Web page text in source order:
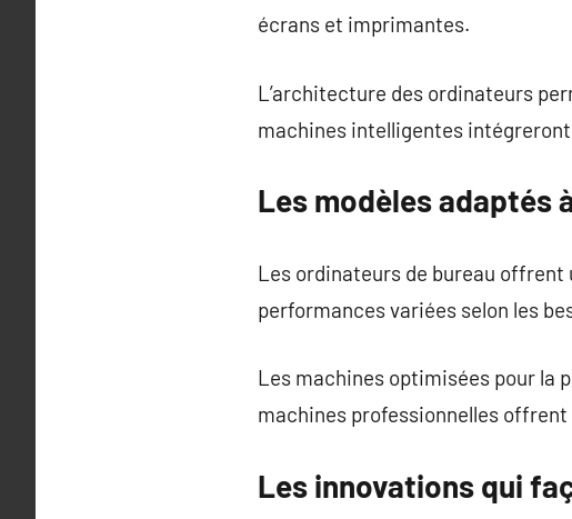
écrans et imprimantes.
L’architecture des ordinateurs
machines intelligentes
Les modèles adaptés
Les ordinateurs de bureau
performances variées selon les
Les machines optimisées pour la
machines professionnelles
Les innovations qui